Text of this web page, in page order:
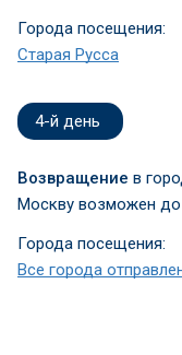
Города посещения:
Старая Русса
4-й день
Возвращение в
Москву возможен до
Города посещения:
Все города